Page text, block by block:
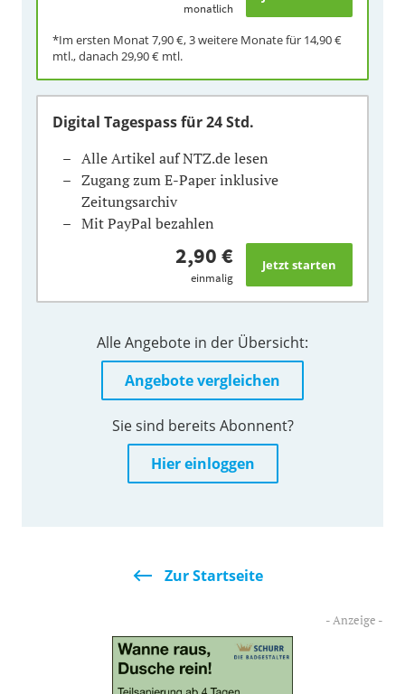
monatlich
*Im ersten Monat7,90 €, 3 weitere Monate für 14,90 €
mtl., danach 29,90 € mtl.
Digital Tagespassfür 24 Std.
Alle Artikel auf NTZ.de lesen
Zugang zum E-Paper inklusive
Zeitungsarchiv
Mit PayPal bezahlen
2,90 €
einmalig
Alle Angebote in der Übersicht:
Angebote vergleichen
Sie sind bereits Abonnent?
Hier einloggen
Zur Startseite